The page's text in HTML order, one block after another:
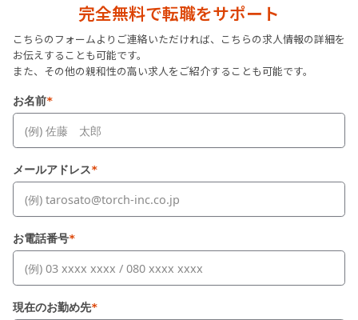
完全無料で転職をサポート
こちらのフォームよりご連絡いただければ、こちらの求人情報の詳細を
お伝えすることも可能です。
また、その他の親和性の高い求人をご紹介することも可能です。
お名前*
メールアドレス*
お電話番号*
現在のお勤め先*